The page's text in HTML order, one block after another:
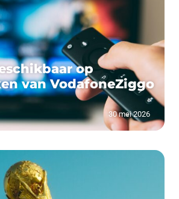
op
van VodafoneZiggo
30 mei 2026